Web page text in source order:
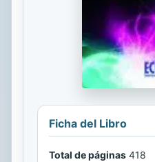
Ficha del Libro
Total de páginas 418